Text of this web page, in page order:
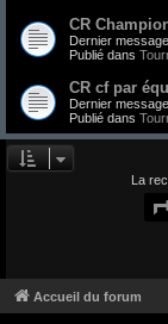
CR
Dernier
Publié dans
CR cf par
Dernier
Publié dans
La
Accueil du forum